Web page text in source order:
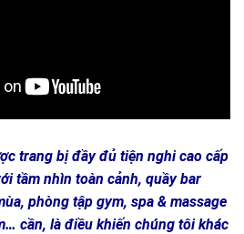
trang bị đầy đủ tiện nghi cao cấp
tầm nhìn toàn cảnh, quầy bar
phòng tập gym, spa & massage
cần, là điều khiến chúng tôi khác